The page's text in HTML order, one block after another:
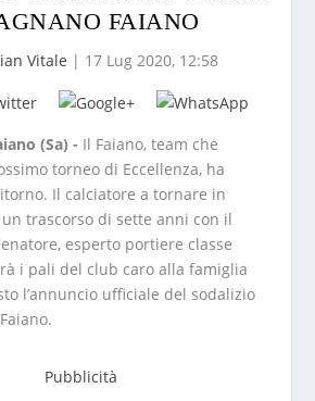
FAIANO
Vitale | 17 Lug 2020, 12:58
(Sa) - Il Faiano, team che
torneo di Eccellenza, ha
Il calciatore a tornare in
trascorso di sette anni con il
esperto portiere classe
i pali del club caro alla famiglia
l’annuncio ufficiale del sodalizio